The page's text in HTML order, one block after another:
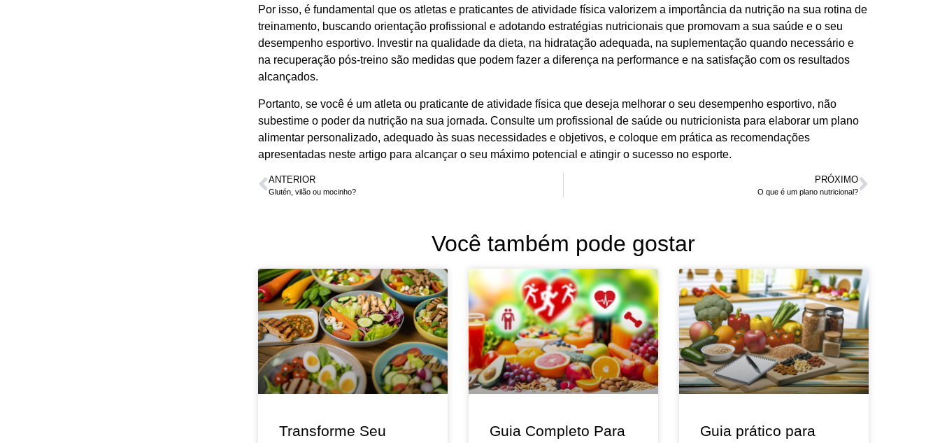
Por isso, é fundamental que os atletas e praticantes de atividade física valorizem a importância da nutrição na sua rotina de
treinamento, buscando orientação profissional e adotando estratégias nutricionais que promovam a sua saúde e o seu
desempenho esportivo. Investir na qualidade da dieta, na hidratação adequada, na suplementação quando necessário e
na recuperação pós-treino são medidas que podem fazer a diferença na performance e na satisfação com os resultados
alcançados.
Portanto, se você é um atleta ou praticante de atividade física que deseja melhorar o seu desempenho esportivo, não
subestime o poder da nutrição na sua jornada. Consulte um profissional de saúde ou nutricionista para elaborar um plano
alimentar personalizado, adequado às suas necessidades e objetivos, e coloque em prática as recomendações
apresentadas neste artigo para alcançar o seu máximo potencial e atingir o sucesso no esporte.
ANTERIOR
Glutén, vilão ou mocinho?
PRÓXIMO
O que é um plano nutricional?
Você também pode gostar
Transforme Seu
Guia Completo Para
Guia prático para